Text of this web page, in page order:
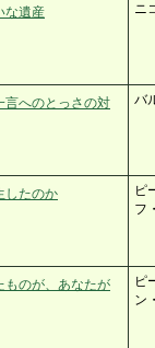
な遺産 ニ
言へのとっさの対
バ
したのか
ピ
フ
ものが、あなたが
ピ
ン